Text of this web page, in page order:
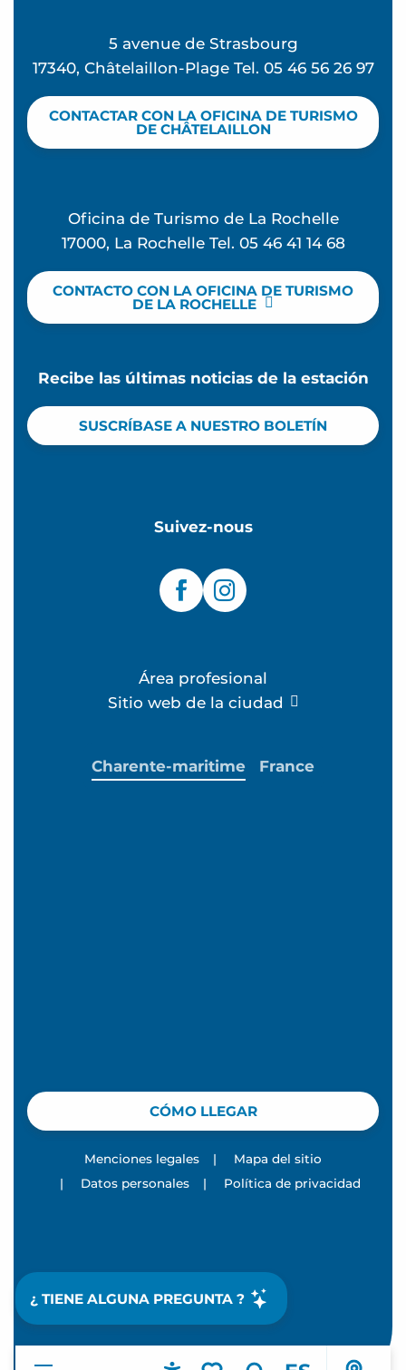
¿ TIENE ALGUNA PREGUNTA ?
5 avenue de Strasbourg
17340, Châtelaillon-Plage Tel. 05 46 56 26 97
CONTACTAR CON LA OFICINA DE TURISMO
DE CHÂTELAILLON
Oficina de Turismo de La Rochelle
17000, La Rochelle Tel. 05 46 41 14 68
CONTACTO CON LA OFICINA DE TURISMO
DE LA ROCHELLE
Recibe las últimas noticias de la estación
SUSCRÍBASE A NUESTRO BOLETÍN
Suivez-nous
Área profesional
Sitio web de la ciudad
CÓMO LLEGAR
Charente-maritime France
Menciones legales |
Mapa del sitio
|
Datos personales | Política de privacidad